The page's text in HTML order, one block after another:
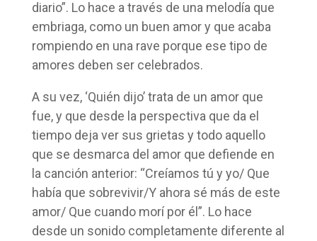
diario”. Lo hace a través de una melodía que
embriaga, como un buen amor y que acaba
rompiendo en una rave porque ese tipo de
amores deben ser celebrados.
A su vez, ‘Quién dijo’ trata de un amor que
fue, y que desde la perspectiva que da el
tiempo deja ver sus grietas y todo aquello
que se desmarca del amor que defiende en
la canción anterior: “Creíamos tú y yo/ Que
había que sobrevivir/Y ahora sé más de este
amor/ Que cuando morí por él”. Lo hace
desde un sonido completamente diferente al